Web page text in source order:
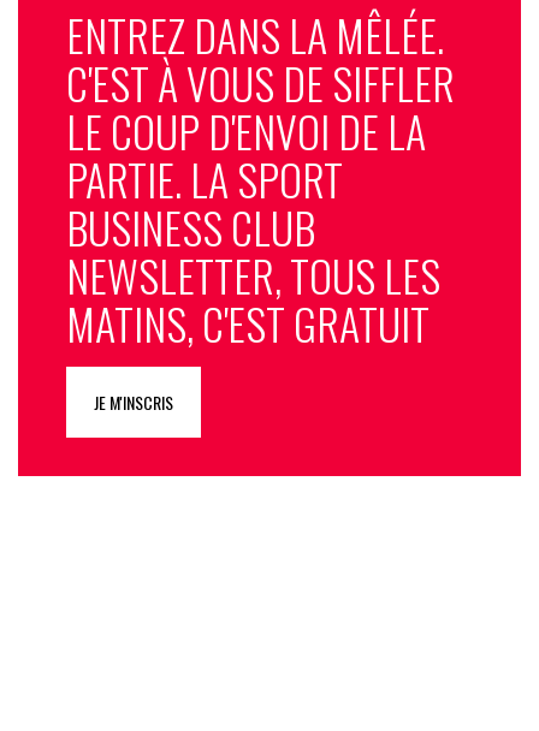
ENTREZ DANS LA MÊLÉE.
C'EST À VOUS DE SIFFLER
LE COUP D'ENVOI DE LA
PARTIE. LA SPORT
BUSINESS CLUB
NEWSLETTER, TOUS LES
MATINS, C'EST GRATUIT
JE M'INSCRIS